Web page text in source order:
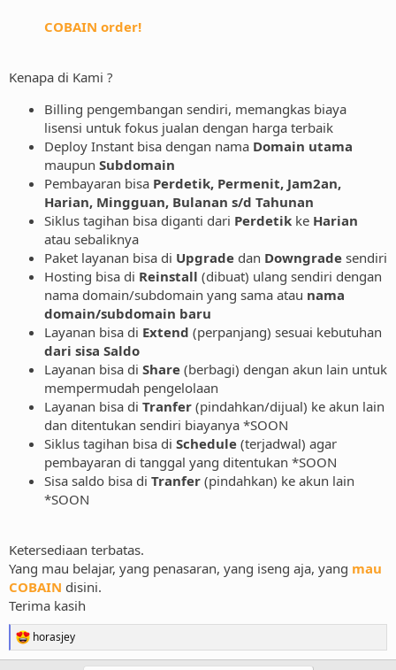
COBAIN order!
Kenapa di Kami ?
Billing pengembangan sendiri, memangkas biaya
lisensi untuk fokus jualan dengan harga terbaik
Deploy Instant bisa dengan nama Domain utama
maupun Subdomain
Pembayaran bisa Perdetik, Permenit, Jam2an,
Harian, Mingguan, Bulanan s/d Tahunan
Siklus tagihan bisa diganti dari Perdetik ke Harian
atau sebaliknya
Paket layanan bisa di Upgrade dan Downgrade sendiri
Hosting bisa di Reinstall (dibuat) ulang sendiri dengan
nama domain/subdomain yang sama atau nama
domain/subdomain baru
Layanan bisa di Extend (perpanjang) sesuai kebutuhan
dari sisa Saldo
Layanan bisa di Share (berbagi) dengan akun lain untuk
mempermudah pengelolaan
Layanan bisa di Tranfer (pindahkan/dijual) ke akun lain
dan ditentukan sendiri biayanya *SOON
Siklus tagihan bisa di Schedule (terjadwal) agar
pembayaran di tanggal yang ditentukan *SOON
Sisa saldo bisa di Tranfer (pindahkan) ke akun lain
*SOON
Ketersediaan terbatas.
Yang mau belajar, yang penasaran, yang iseng aja, yang mau
COBAIN disini.
Terima kasih
R
e
horasjey